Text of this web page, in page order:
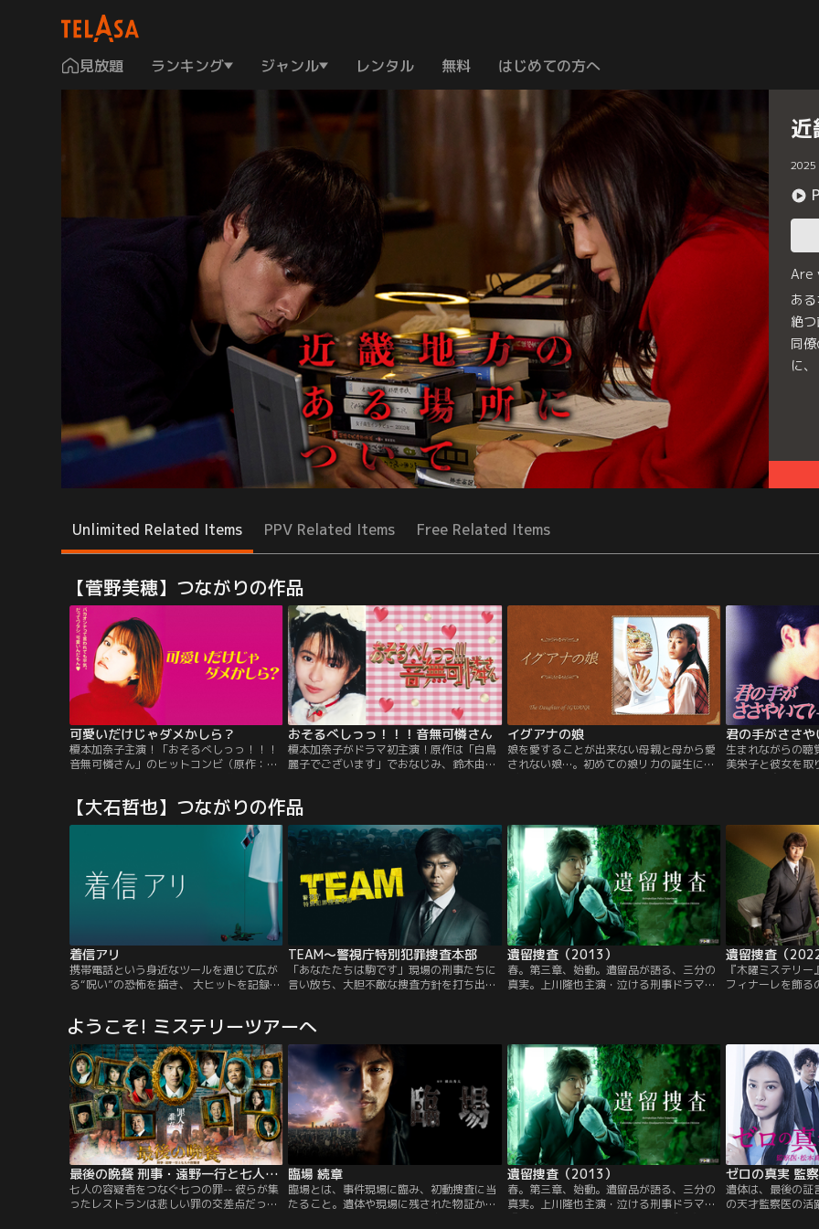
見放題 ランキング ジャンル レンタル 無料 はじめての方へ
2025
Are
あ
絶
同
に
Unlimited Related Items PPV Related Items Free Related Items
【菅野美穂】つながりの作品
可愛いだけじゃダメかしら？
榎本加奈子主演！「おそるべしっっ！！！
音無可憐さん」のヒットコンビ（原作：鈴
ッションに身を包み、見かけは自由奔放で
派手好きなゆうこ（榎本加奈子）には、女
友達がほとんどいなく、なかでも同じ短大
のせつこ（山口紗弥加）の自分と同じイケ
イケスタイルが気に入らない。ところが偶
然コンビニですっぴんにジャージ姿という
格好で鉢合わせしてから「私たちって、同
類？」と打ち解けあっていく。ある日、福
引きでサイパン旅行が当選！意気揚々と出
おそるべしっっ！！！音無可憐さん
榎本加奈子がドラマ初主演！原作は「白鳥
麗子でございます」でおなじみ、鈴木由美
音無可憐（榎本加奈子）は、武田軍司（岡
田義徳）が大好き。行き過ぎたぶりっこや
ストーカー紛いの追っかけを繰り返してい
くうちに、軍司の心を引き寄せていく
イグアナの娘
娘を愛することが出来ない母親と母から愛
されない娘…。初めての娘リカの誕生に喜
ぶ正則だが、妻・ゆりこは沈んでいた。ゆ
かりを愛するようになる。そしてある日、
「あの子はガラパゴスのイグアナなのよ」
と叫ぶゆりこの声を偶然聞いてしまったリ
カは鏡に映った自分の姿もイグアナに見え
るようになってしまう…。
君の手がささ
生まれながらの聴
美栄子と彼女を取
田真治と菅野美穂
【大石哲也】つながりの作品
着信アリ
携帯電話という身近なツールを通じて広が
る“呪い”の恐怖を描き、 大ヒットを記録し
たこの作品に続き、新たな呪いの恐怖を描
きます。物語は、さらにミステリー色を強
め、1話完結形式で進行。巷でささやかれ
る都市伝説や女子校で語り継がれる恐怖の
伝説などを絡めつつ、“死の着信”の謎が少
しずつ解明されていきます。しかし、1つ
の話が終わる頃には、また新たな謎が…。
呪いの伝播のカタチも変容を遂げ、映画や
小説とはまったく違った結末へと進んでい
きます。サスペンスや恐怖ばかりでなく、
ユーモアあふれる場面も取り入れた新感覚
のホラードラマ。進化した『着信アリ』の
世界を、どうぞお楽しみください。
TEAM～警視庁特別犯罪捜査本部
「あなたたちは駒です」現場の刑事たちに
言い放ち、大胆不敵な捜査方針を打ち出す
ただ一つの目的は”事件解決”。バラバラの
思いを抱える熱い刑事たちと冷徹な管理
官・佐久が正義の名のもとに今ひとつにな
る！
遺留捜査（2013）
春。第三章、始動。遺留品が語る、三分の
真実。上川隆也主演・泣ける刑事ドラマ
件の真相に迫る刑事・糸村聡--あの風変り
刑事が帰ってきた！！
遺留捜査（
『木曜ミステリ
フィナーレを飾
ようこそ! ミステリーツアーへ
最後の晩餐 刑事・遠野一行と七人の容疑者
七人の容疑者をつなぐ七つの罪-- 彼らが集
ったレストランは悲しい罪の交差点だった-
臨場 続章
臨場とは、事件現場に臨み、初動捜査に当
たること。遺体や現場に残された物証か
遺留捜査（2013）
春。第三章、始動。遺留品が語る、三分の
真実。上川隆也主演・泣ける刑事ドラマ
『遺留捜査』、待望の第3シリーズに突
ゼロの真実 監
遺体は、最後の証
の天才監察医の活